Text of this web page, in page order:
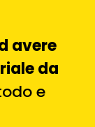
avere
da
e